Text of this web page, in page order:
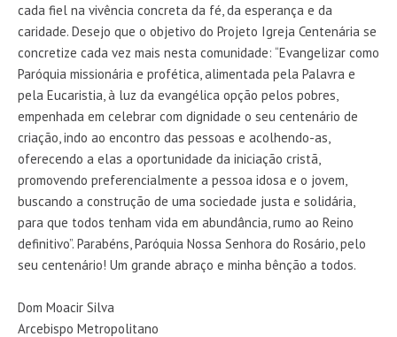
cada fiel na vivência concreta da fé, da esperança e da
caridade. Desejo que o objetivo do Projeto Igreja Centenária se
concretize cada vez mais nesta comunidade: “Evangelizar como
Paróquia missionária e profética, alimentada pela Palavra e
pela Eucaristia, à luz da evangélica opção pelos pobres,
empenhada em celebrar com dignidade o seu centenário de
criação, indo ao encontro das pessoas e acolhendo-as,
oferecendo a elas a oportunidade da iniciação cristã,
promovendo preferencialmente a pessoa idosa e o jovem,
buscando a construção de uma sociedade justa e solidária,
para que todos tenham vida em abundância, rumo ao Reino
definitivo”. Parabéns, Paróquia Nossa Senhora do Rosário, pelo
seu centenário! Um grande abraço e minha bênção a todos.
Dom Moacir Silva
Arcebispo Metropolitano